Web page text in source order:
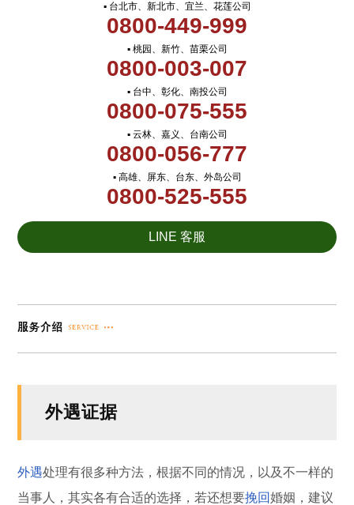
▪ 台北市、新北市、宜兰、花莲公司
0800-449-999
▪ 桃园、新竹、苗栗公司
0800-003-007
▪ 台中、彰化、南投公司
0800-075-555
▪ 云林、嘉义、台南公司
0800-056-777
▪ 高雄、屏东、台东、外岛公司
0800-525-555
LINE 客服
外遇证据
外遇处理有很多种方法，根据不同的情况，以及不一样的
当事人，其实各有合适的选择，若还想要挽回婚姻，建议